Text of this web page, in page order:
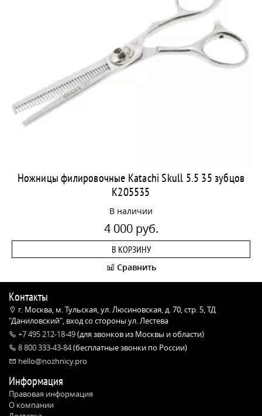
Ножницы филировочные Katachi Skull 5.5 35 зубцов
K205535
В наличии
4 000 руб.
В КОРЗИНУ
Сравнить
Контакты
г. Москва, м. Тульская, ул. Люсиновская, д. 70, стр. 5, ТД
"Даниловский", вход со стороны ул. Лестева
+7 495 212-18-49(для звонков из Москвы и области)
8 800 333-43-84(бесплатные звонки по России)
hello@nozhnicy.pro
Информация
Правовая информация
О компании